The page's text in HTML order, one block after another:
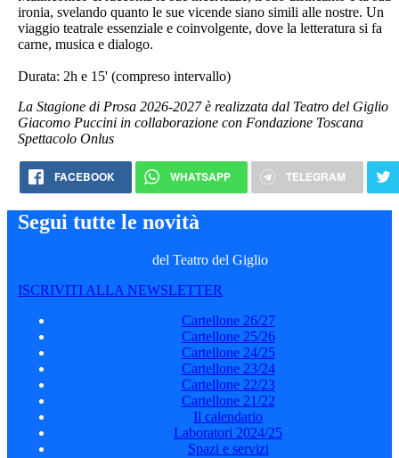
ironia, svelando quanto le sue vicende siano simili alle nostre. Un
viaggio teatrale essenziale e coinvolgente, dove la letteratura si fa
carne, musica e dialogo.
Durata: 2h e 15' (compreso intervallo)
La Stagione di Prosa 2026-2027 è realizzata dal Teatro del Giglio
Giacomo Puccini in collaborazione con Fondazione Toscana
Spettacolo Onlus
FACEBOOK WHATSAPP TELEGRAM
Segui tutte le novità
del Teatro del Giglio
ISCRIVITI ALLA NEWSLETTER
Cartellone 26/27
Cartellone 25/26
Cartellone 24/25
Cartellone 23/24
Cartellone 22/23
Cartellone 21/22
Il calendario
Laboratori 2024/25
Spazi e servizi